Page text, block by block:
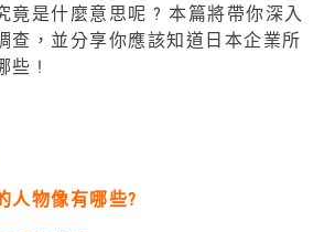
竟是什麼意思呢 ? 本篇將帶你深入
查，並分享你應該知道日本企業所
些 !
人物像有哪些?